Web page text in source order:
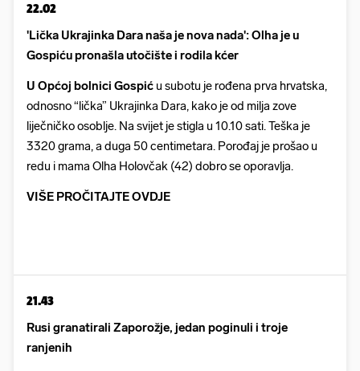
22.02
'Lička Ukrajinka Dara naša je nova nada': Olha je u
Gospiću pronašla utočište i rodila kćer
U Općoj bolnici Gospić u subotu je rođena prva hrvatska,
odnosno “lička” Ukrajinka Dara, kako je od milja zove
liječničko osoblje. Na svijet je stigla u 10.10 sati. Teška je
3320 grama, a duga 50 centimetara. Porođaj je prošao u
redu i mama Olha Holovčak (42) dobro se oporavlja.
VIŠE PROČITAJTE OVDJE
21.43
Rusi granatirali Zaporožje, jedan poginuli i troje
ranjenih